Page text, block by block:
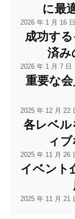
に最
2026 年 1 月 16 日
成功す
済み
2026 年 1 月 7 日
重要な
2025 年 12 月 22
各レベ
ィ
2025 年 11 月 26
イベント
2025 年 11 月 21